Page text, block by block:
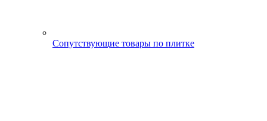
Сопутствующие товары по плитке